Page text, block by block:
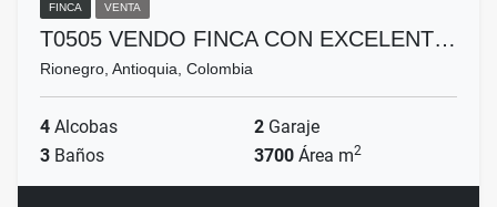
FINCA VENTA
T0505 VENDO FINCA CON EXCELENT…
Rionegro, Antioquia, Colombia
4 Alcobas 2 Garaje
3 Baños 3700 Área m2